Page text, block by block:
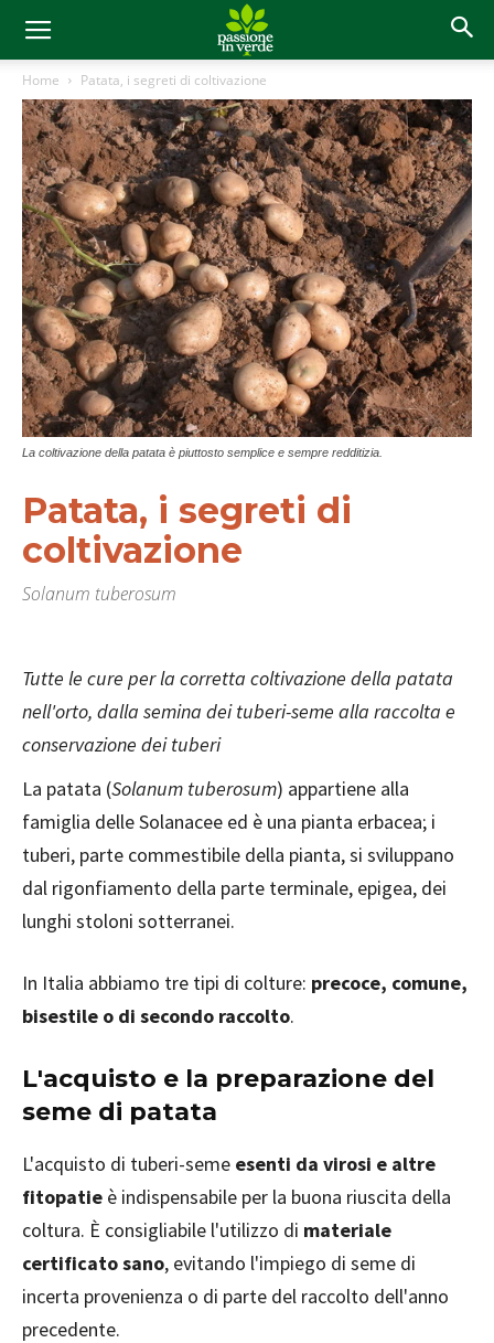
Home Patata, i segreti di coltivazione
La coltivazione della patata è piuttosto semplice e sempre redditizia.
Patata, i segreti di
coltivazione
Solanum tuberosum
Tutte le cure per la corretta coltivazione della patata
nell'orto, dalla semina dei tuberi-seme alla raccolta e
conservazione dei tuberi
La patata (Solanum tuberosum) appartiene alla
famiglia delle Solanacee ed è una pianta erbacea; i
tuberi, parte commestibile della pianta, si sviluppano
dal rigonfiamento della parte terminale, epigea, dei
lunghi stoloni sotterranei.
In Italia abbiamo tre tipi di colture: precoce, comune,
bisestile o di secondo raccolto.
L'acquisto e la preparazione del
seme di patata
L'acquisto di tuberi-seme esenti da virosi e altre
fitopatie è indispensabile per la buona riuscita della
coltura. È consigliabile l'utilizzo di materiale
certificato sano, evitando l'impiego di seme di
incerta provenienza o di parte del raccolto dell'anno
precedente.